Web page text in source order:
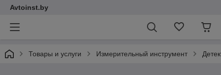
Avtoinst.by
Товары и услуги Измерительный инструмент